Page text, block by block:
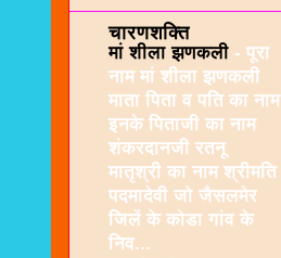
चारणशक्ति
मां शीला झणकली - पूरा
नाम मां शीला झणकली
माता पिता व पति का नाम
इनके पिताजी का नाम
शंकरदानजी रतनू
मातृश्री का नाम श्रीमति
पदमादेवी जो जैसलमेर
जिलें के कोडा गांव के
निव...